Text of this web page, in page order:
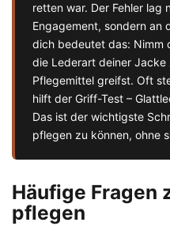
retten war. Der Fehler lag
Engagement, sondern an
dich bedeutet das: Nimm
die Lederart deiner
Pflegemittel greifst. Oft
hilft der Griff-Test –
Das ist der wichtigste
pflegen zu können, ohne
Häufige Fragen
pflegen